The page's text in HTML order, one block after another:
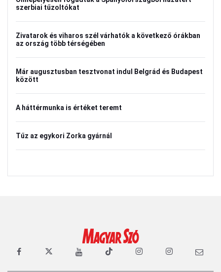
szerbiai tűzoltókat
Zivatarok és viharos szél várhatók a következő órákban
az ország több térségében
Már augusztusban tesztvonat indul Belgrád és Budapest
között
A háttérmunka is értéket teremt
Tűz az egykori Zorka gyárnál